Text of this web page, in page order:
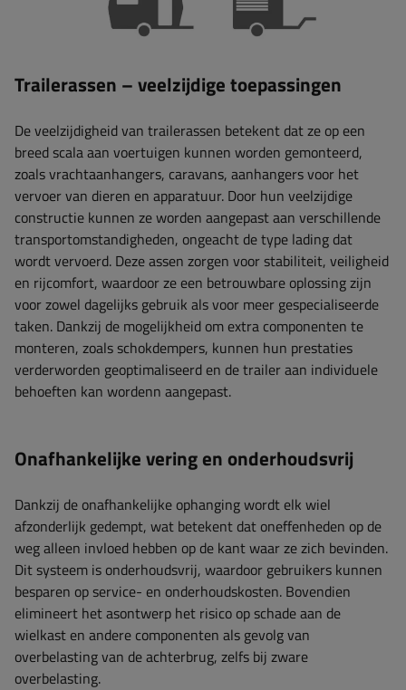
Trailerassen – veelzijdige toepassingen
De veelzijdigheid van trailerassen betekent dat ze op een
breed scala aan voertuigen kunnen worden gemonteerd,
zoals vrachtaanhangers, caravans, aanhangers voor het
vervoer van dieren en apparatuur. Door hun veelzijdige
constructie kunnen ze worden aangepast aan verschillende
transportomstandigheden, ongeacht de type lading dat
wordt vervoerd. Deze assen zorgen voor stabiliteit, veiligheid
en rijcomfort, waardoor ze een betrouwbare oplossing zijn
voor zowel dagelijks gebruik als voor meer gespecialiseerde
taken. Dankzij de mogelijkheid om extra componenten te
monteren, zoals schokdempers, kunnen hun prestaties
verderworden geoptimaliseerd en de trailer aan individuele
behoeften kan wordenn aangepast.
Onafhankelijke vering en onderhoudsvrij
Dankzij de onafhankelijke ophanging wordt elk wiel
afzonderlijk gedempt, wat betekent dat oneffenheden op de
weg alleen invloed hebben op de kant waar ze zich bevinden.
Dit systeem is onderhoudsvrij, waardoor gebruikers kunnen
besparen op service- en onderhoudskosten. Bovendien
elimineert het asontwerp het risico op schade aan de
wielkast en andere componenten als gevolg van
overbelasting van de achterbrug, zelfs bij zware
overbelasting.